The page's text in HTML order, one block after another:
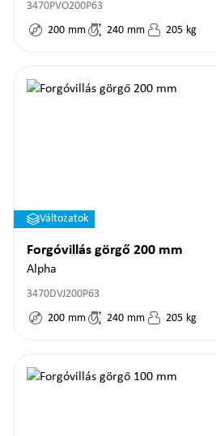
3470PVO200P63
200 mm 240 mm 205 kg
Változatok
Forgóvillás görgő 200 mm
Alpha
3470DVJ200P63
200 mm 240 mm 205 kg